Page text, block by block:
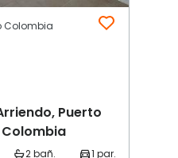
Colombia
Puerto